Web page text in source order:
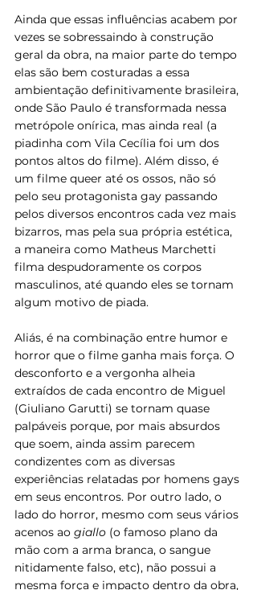
Ainda que essas influências acabem por
vezes se sobressaindo à construção
geral da obra, na maior parte do tempo
elas são bem costuradas a essa
ambientação definitivamente brasileira,
onde São Paulo é transformada nessa
metrópole onírica, mas ainda real (a
piadinha com Vila Cecília foi um dos
pontos altos do filme). Além disso, é
um filme queer até os ossos, não só
pelo seu protagonista gay passando
pelos diversos encontros cada vez mais
bizarros, mas pela sua própria estética,
a maneira como Matheus Marchetti
filma despudoramente os corpos
masculinos, até quando eles se tornam
algum motivo de piada.
Aliás, é na combinação entre humor e
horror que o filme ganha mais força. O
desconforto e a vergonha alheia
extraídos de cada encontro de Miguel
(Giuliano Garutti) se tornam quase
palpáveis porque, por mais absurdos
que soem, ainda assim parecem
condizentes com as diversas
experiências relatadas por homens gays
em seus encontros. Por outro lado, o
lado do horror, mesmo com seus vários
acenos ao giallo (o famoso plano da
mão com a arma branca, o sangue
nitidamente falso, etc), não possui a
mesma força e impacto dentro da obra,